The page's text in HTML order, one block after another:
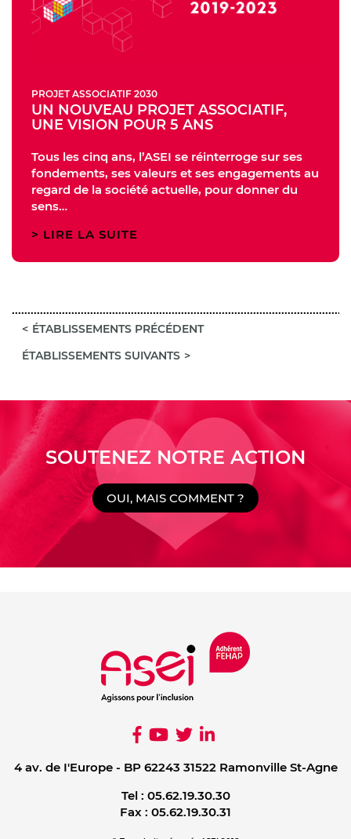
PROJET ASSOCIATIF 2030
UN NOUVEAU PROJET ASSOCIATIF,
UNE VISION POUR 5 ANS
Tous les cinq ans, l’ASEI se réinterroge sur ses
fondements, ses valeurs et ses engagements au
regard de la société actuelle, pour donner du
sens…
LIRE LA SUITE
ÉTABLISSEMENTS PRÉCÉDENT
ÉTABLISSEMENTS SUIVANTS
SOUTENEZ NOTRE ACTION
OUI, MAIS COMMENT ?
4 av. de I'Europe - BP 62243 31522 Ramonville St-Agne
Tel : 05.62.19.30.30
Fax : 05.62.19.30.31